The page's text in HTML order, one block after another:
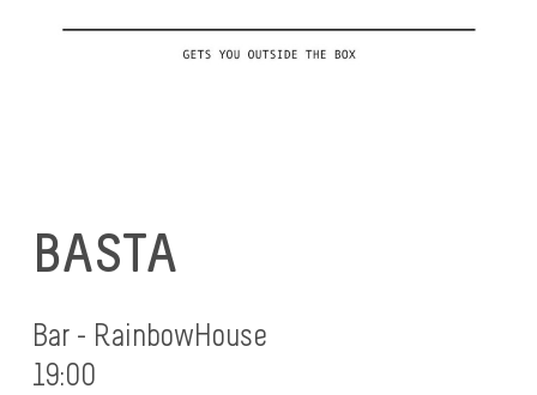
BASTA
Bar - RainbowHouse
19:00